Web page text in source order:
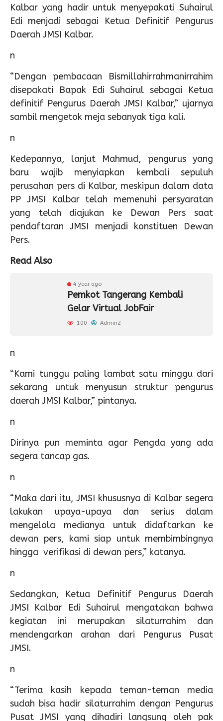
Kalbar yang hadir untuk menyepakati Suhairul
Edi menjadi sebagai Ketua Definitif Pengurus
Daerah JMSI Kalbar.
n
“Dengan pembacaan Bismillahirrahmanirrahim
disepakati Bapak Edi Suhairul sebagai Ketua
definitif Pengurus Daerah JMSI Kalbar,” ujarnya
sambil mengetok meja sebanyak tiga kali.
n
Kedepannya, lanjut Mahmud, pengurus yang
baru wajib menyiapkan kembali sepuluh
perusahan pers di Kalbar, meskipun dalam data
PP JMSI Kalbar telah memenuhi persyaratan
yang telah diajukan ke Dewan Pers saat
pendaftaran JMSI menjadi konstituen Dewan
Pers.
Read Also
4 year ago
Pemkot Tangerang Kembali
Gelar Virtual JobFair
100 Admin2
n
“Kami tunggu paling lambat satu minggu dari
sekarang untuk menyusun struktur pengurus
daerah JMSI Kalbar,” pintanya.
n
Dirinya pun meminta agar Pengda yang ada
segera tancap gas.
n
“Maka dari itu, JMSI khususnya di Kalbar segera
lakukan upaya-upaya dan serius dalam
mengelola medianya untuk didaftarkan ke
dewan pers, kami siap untuk membimbingnya
hingga verifikasi di dewan pers,” katanya.
n
Sedangkan, Ketua Definitif Pengurus Daerah
JMSI Kalbar Edi Suhairul mengatakan bahwa
kegiatan ini merupakan silaturrahim dan
mendengarkan arahan dari Pengurus Pusat
JMSI.
n
“Terima kasih kepada teman-teman media
sudah bisa hadir silaturrahim dengan Pengurus
Pusat JMSI yang dihadiri langsung oleh pak